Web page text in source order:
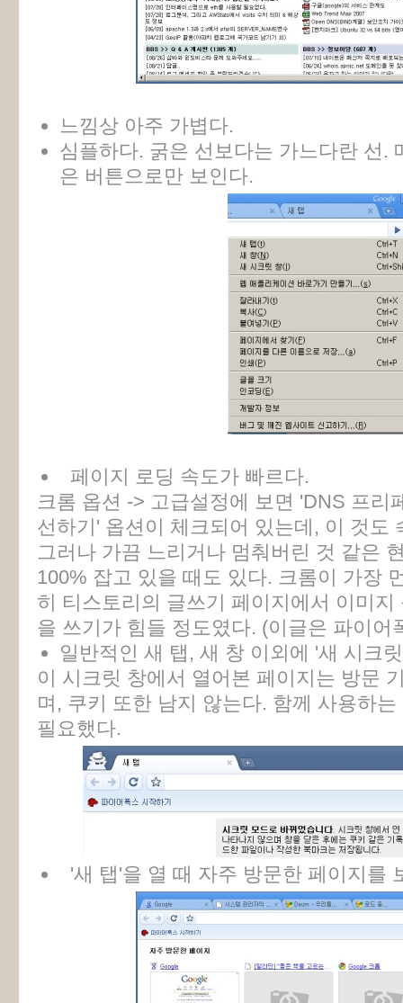
느낌상 아주 가볍다.
심플하다. 굵은 선보다는 가느다란 선.
은 버튼으로만 보인다.
페이지 로딩 속도가 빠르다.
크롬 옵션 -> 고급설정에 보면 'DNS 프리
선하기' 옵션이 체크되어 있는데, 이 것도
그러나 가끔 느리거나 멈춰버린 것 같은
100% 잡고 있을 때도 있다. 크롬이 가장
히 티스토리의 글쓰기 페이지에서 이미
을 쓰기가 힘들 정도였다. (이글은 파이어
일반적인 새 탭, 새 창 이외에 '새 시크
이 시크릿 창에서 열어본 페이지는 방문
며, 쿠키 또한 남지 않는다. 함께 사용하
필요했다.
'새 탭'을 열 때 자주 방문한 페이지를